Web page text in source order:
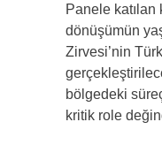
Panele katılan
dönüşümün
Zirvesi’nin
bölgedeki
kritik role